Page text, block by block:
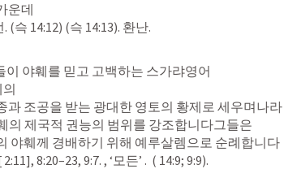
운데
(
슥 14:12) (슥 14:13). 환난.
야훼를 믿고 고백하는 스가랴영어
의 제국적 권능의 범위를 강조합니다그들은
2:11], 8:20–23, 9:7. , ‘모든’ .  ( 14:9; 9:9).